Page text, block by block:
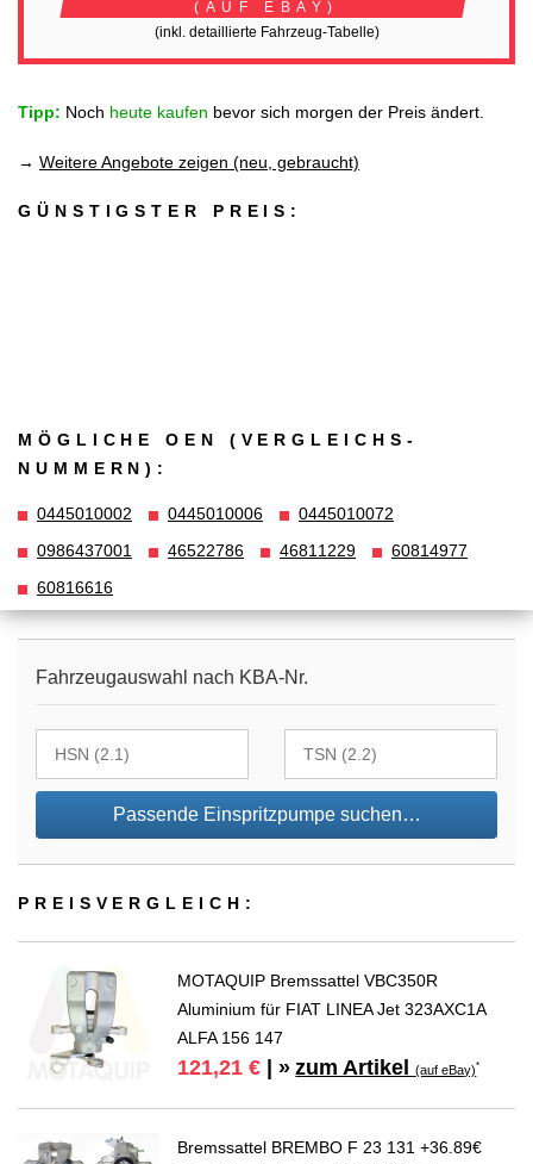
(AUF EBAY)
(inkl. detaillierte Fahrzeug-Tabelle)
Tipp: Noch heute kaufen bevor sich morgen der Preis ändert.
→ Weitere Angebote zeigen (neu, gebraucht)
GÜNSTIGSTER PREIS:
MÖGLICHE OEN (VERGLEICHS­
NUMMERN):
0445010002 0445010006
0445010072
0986437001
46522786 46811229
60814977
60816616
Fahrzeugauswahl nach KBA-Nr.
Passende Einspritzpumpe suchen…
PREIS­VER­GLEICH:
MOTAQUIP Bremssattel VBC350R
Aluminium für FIAT LINEA Jet 323AXC1A
ALFA 156 147
121,21 € | » zum Artikel(auf eBay)*
Bremssattel BREMBO F 23 131 +36.89€